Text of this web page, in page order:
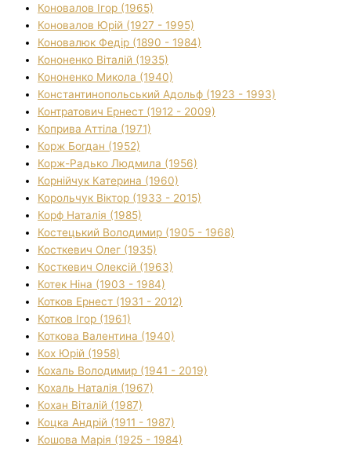
Коновалов Ігор (1965)
Коновалов Юрій (1927 - 1995)
Коновалюк Федір (1890 - 1984)
Кононенко Віталій (1935)
Кононенко Микола (1940)
Константинопольський Адольф (1923 - 1993)
Контратович Ернест (1912 - 2009)
Коприва Аттіла (1971)
Корж Богдан (1952)
Корж-Радько Людмила (1956)
Корнійчук Катерина (1960)
Корольчук Віктор (1933 - 2015)
Корф Наталія (1985)
Костецький Володимир (1905 - 1968)
Косткевич Олег (1935)
Косткевич Олексій (1963)
Котек Ніна (1903 - 1984)
Котков Ернест (1931 - 2012)
Котков Ігор (1961)
Коткова Валентина (1940)
Кох Юрій (1958)
Кохаль Володимир (1941 - 2019)
Кохаль Наталія (1967)
Кохан Віталій (1987)
Коцка Андрій (1911 - 1987)
Кошова Марія (1925 - 1984)